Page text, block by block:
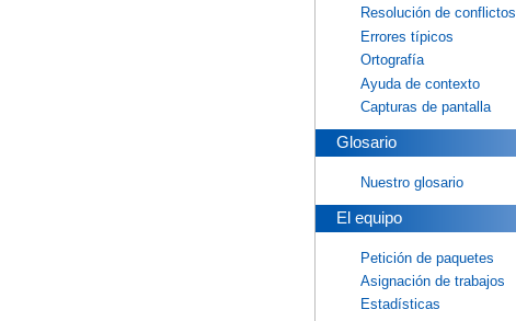
Resolución de conflictos
Errores típicos
Ortografía
Ayuda de contexto
Capturas de pantalla
Glosario
Nuestro glosario
El equipo
Petición de paquetes
Asignación de trabajos
Estadísticas